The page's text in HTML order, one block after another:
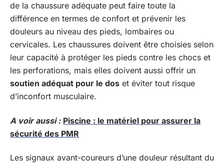
de la chaussure adéquate peut faire toute la
différence en termes de confort et prévenir les
douleurs au niveau des pieds, lombaires ou
cervicales. Les chaussures doivent être choisies selon
leur capacité à protéger les pieds contre les chocs et
les perforations, mais elles doivent aussi offrir un
soutien adéquat pour le dos et éviter tout risque
d’inconfort musculaire.
A voir aussi : Piscine : le matériel pour assurer la
sécurité des PMR
Les signaux avant-coureurs d’une douleur résultant du